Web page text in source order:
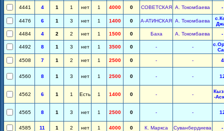
4441 4 1 1 нет 1 4000 0 СОВЕТСКАЯ А. Токомбаева -
4476 6 1 3 нет 1 1400 0 А-АТИНСКАЯ А. Токомбаева
4484
4 2 2 нет 1 1500 0 Баха А. Токомбаева -
4492 8 1 3 нет 1 3500 0 - -
4508
7 1 2 нет 1 2500 0 - - 4
4560 8 1 3 нет 1 2500 0 - -
4562 6 1 1 Есть 1 1400 0 - -
-
4565 8 1 3 нет 1 2500 0 - -
4585 11 1 2 нет 1 4000 0 К. Маркса Суванбердиева -